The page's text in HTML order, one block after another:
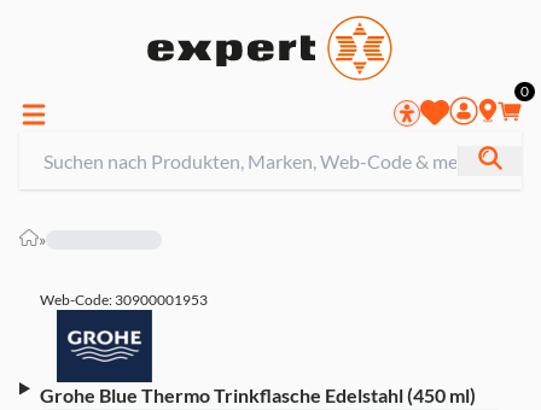
0
»
Web-Code: 30900001953
Grohe Blue Thermo Trinkflasche Edelstahl (450 ml)